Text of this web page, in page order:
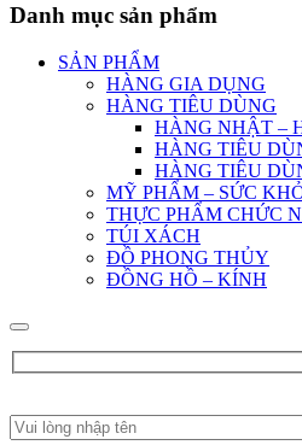
Danh mục sản phẩm
SẢN PHẨM
HÀNG GIA DỤNG
HÀNG TIÊU DÙNG
HÀNG NHẬT –
HÀNG TIÊU
HÀNG TIÊU
MỸ PHẨM – SỨC
THỰC PHẨM CHỨC
TÚI XÁCH
ĐỒ PHONG THỦY
ĐỒNG HỒ – KÍNH